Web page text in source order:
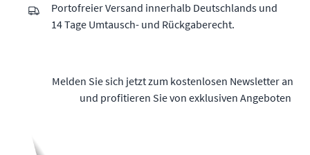
Portofreier Versand innerhalb Deutschlands und
14 Tage Umtausch- und Rückgaberecht.
Melden Sie sich jetzt zum kostenlosen Newsletter an
und profitieren Sie von exklusiven Angeboten